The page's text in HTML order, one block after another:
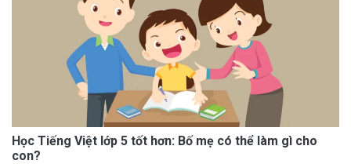
Học Tiếng Việt lớp 5 tốt hơn: Bố mẹ có thể làm gì cho
con?